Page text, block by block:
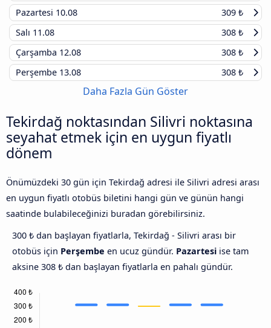
Pazartesi 10.08
309 ₺
Salı 11.08
308 ₺
Çarşamba 12.08
308 ₺
Perşembe 13.08 308 ₺
Daha Fazla Gün Göster
Tekirdağ noktasından Silivri noktasına
seyahat etmek için en uygun fiyatlı
dönem
Önümüzdeki 30 gün için Tekirdağ adresi ile Silivri adresi arası
en uygun fiyatlı otobüs biletini hangi gün ve günün hangi
saatinde bulabileceğinizi buradan görebilirsiniz.
300 ₺ dan başlayan fiyatlarla, Tekirdağ - Silivri arası bir
otobüs için Perşembe en ucuz gündür. Pazartesi ise tam
aksine 308 ₺ dan başlayan fiyatlarla en pahalı gündür.